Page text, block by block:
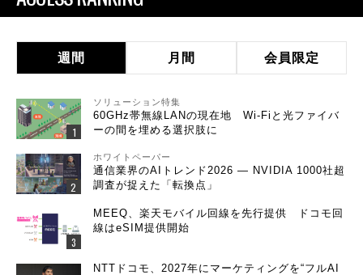
週間 月間 会員限定
ソリューション特集
60GHz帯無線LANの現在地 Wi-Fiと光ファイバ
ーの間を埋める選択肢に
ホワイトペーパー
通信業界のAIトレンド2026 ― NVIDIA 1000社超
調査が捉えた「転換点」
MEEQ、楽天モバイル回線を先行提供 ドコモ回
線はeSIM提供開始
NTTドコモ、2027年にマーケティングを“フルAI